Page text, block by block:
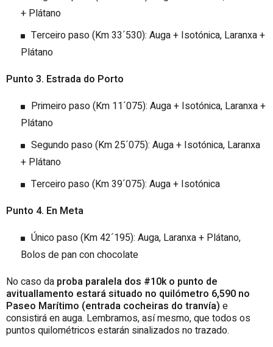
+ Plátano
Terceiro paso (Km 33´530): Auga + Isotónica, Laranxa +
Plátano
Punto 3. Estrada do Porto
Primeiro paso (Km 11´075): Auga + Isotónica, Laranxa +
Plátano
Segundo paso (Km 25´075): Auga + Isotónica, Laranxa
+ Plátano
Terceiro paso (Km 39´075): Auga + Isotónica
Punto 4. En Meta
Único paso (Km 42´195): Auga, Laranxa + Plátano,
Bolos de pan con chocolate
No caso da proba paralela dos #10k o punto de
avituallamento estará situado no quilómetro 6,590 no
Paseo Marítimo (entrada cocheiras do tranvía) e
consistirá en auga. Lembramos, así mesmo, que todos os
puntos quilométricos estarán sinalizados no trazado.